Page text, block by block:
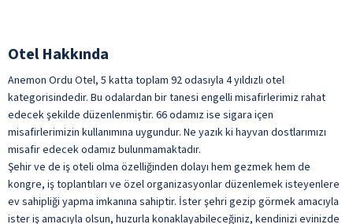
Otel Hakkında
Anemon Ordu Otel, 5 katta toplam 92 odasıyla 4 yıldızlı otel
kategorisindedir. Bu odalardan bir tanesi engelli misafirlerimiz rahat
edecek şekilde düzenlenmiştir. 66 odamız ise sigara içen
misafirlerimizin kullanımına uygundur. Ne yazık ki hayvan dostlarımızı
misafir edecek odamız bulunmamaktadır.
Şehir ve de iş oteli olma özelliğinden dolayı hem gezmek hem de
kongre, iş toplantıları ve özel organizasyonlar düzenlemek isteyenlere
ev sahipliği yapma imkanına sahiptir. İster şehri gezip görmek amacıyla
ister iş amacıyla olsun, huzurla konaklayabileceğiniz, kendinizi evinizde